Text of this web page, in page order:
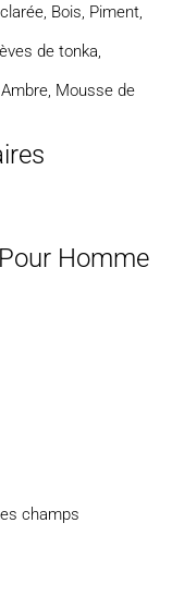
Bois, Piment,
de tonka,
Mousse de
Homme
champs